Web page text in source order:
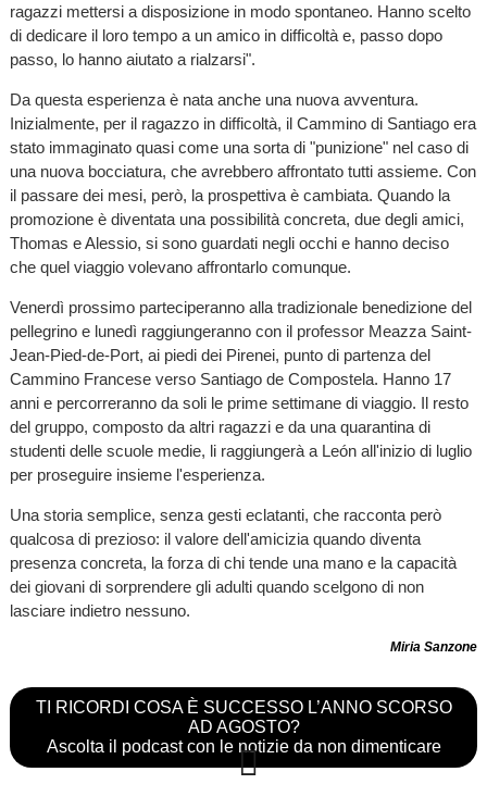
ragazzi mettersi a disposizione in modo spontaneo. Hanno scelto
di dedicare il loro tempo a un amico in difficoltà e, passo dopo
passo, lo hanno aiutato a rialzarsi".
Da questa esperienza è nata anche una nuova avventura.
Inizialmente, per il ragazzo in difficoltà, il Cammino di Santiago era
stato immaginato quasi come una sorta di "punizione" nel caso di
una nuova bocciatura, che avrebbero affrontato tutti assieme. Con
il passare dei mesi, però, la prospettiva è cambiata. Quando la
promozione è diventata una possibilità concreta, due degli amici,
Thomas e Alessio, si sono guardati negli occhi e hanno deciso
che quel viaggio volevano affrontarlo comunque.
Venerdì prossimo parteciperanno alla tradizionale benedizione del
pellegrino e lunedì raggiungeranno con il professor Meazza Saint-
Jean-Pied-de-Port, ai piedi dei Pirenei, punto di partenza del
Cammino Francese verso Santiago de Compostela. Hanno 17
anni e percorreranno da soli le prime settimane di viaggio. Il resto
del gruppo, composto da altri ragazzi e da una quarantina di
studenti delle scuole medie, li raggiungerà a León all'inizio di luglio
per proseguire insieme l'esperienza.
Una storia semplice, senza gesti eclatanti, che racconta però
qualcosa di prezioso: il valore dell'amicizia quando diventa
presenza concreta, la forza di chi tende una mano e la capacità
dei giovani di sorprendere gli adulti quando scelgono di non
lasciare indietro nessuno.
Miria Sanzone
TI RICORDI COSA È SUCCESSO L’ANNO SCORSO
AD AGOSTO?
Ascolta il podcast con le notizie da non dimenticare